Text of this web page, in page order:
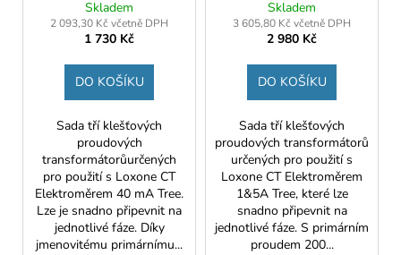
mm (3 ks.)
Skladem
2 093,30 Kč včetně DPH
1 730 Kč
DO KOŠÍKU
Sada tří klešťových
proudových
transformátorůurčených
pro použití s Loxone CT
Elektroměrem 40 mA Tree.
Lze je snadno připevnit na
jednotlivé fáze. Díky
jmenovitému primárnímu...
mm (3 ks.)
Skladem
3 605,80 Kč včetně DPH
2 980 Kč
DO KOŠÍKU
Sada tří klešťových
proudových transformátorů
určených pro použití s
Loxone CT Elektroměrem
1&5A Tree, které lze
snadno připevnit na
jednotlivé fáze. S primárním
proudem 200...